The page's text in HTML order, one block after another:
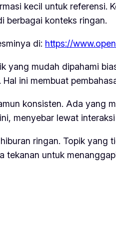
kecil untuk referensi.
berbagai konteks ringan.
di: https://
yang mudah dipahami
ini membuat
konsisten. Ada
menyebar lewat
ringan. Topik
tekanan untuk